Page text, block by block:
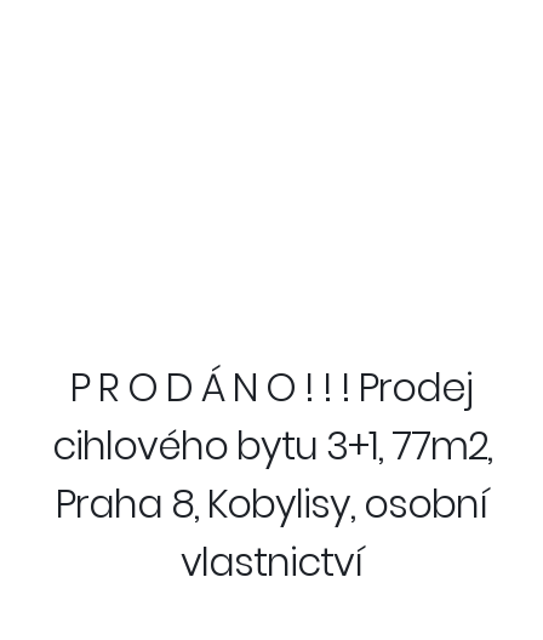
P R O D Á N O ! ! ! Prodej
cihlového bytu 3+1, 77m2,
Praha 8, Kobylisy, osobní
vlastnictví